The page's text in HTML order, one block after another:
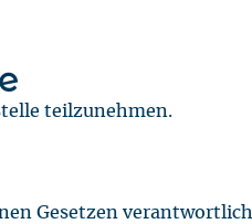
teilzunehmen.
Gesetzen